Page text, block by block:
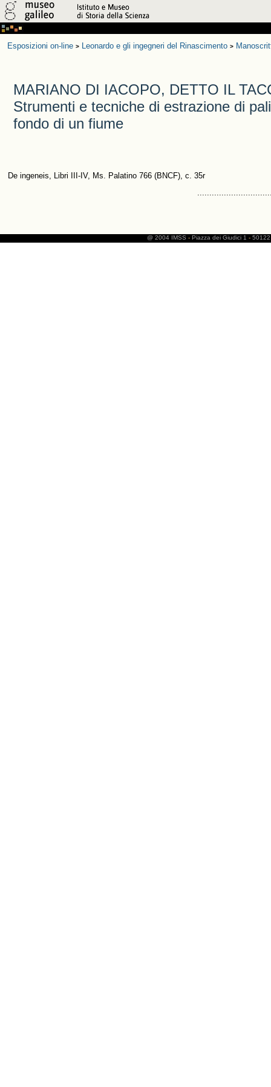
Esposizioni on-line > Leonardo e gli ingegneri del Rinascimento >
MARIANO DI IACOPO, DETTO IL
Strumenti e tecniche di estrazione di
fondo di un fiume
De ingeneis, Libri III-IV, Ms. Palatino 766 (BNCF), c. 35r
@ 2004 IMSS - Piazza dei Giudici 1 - 50122